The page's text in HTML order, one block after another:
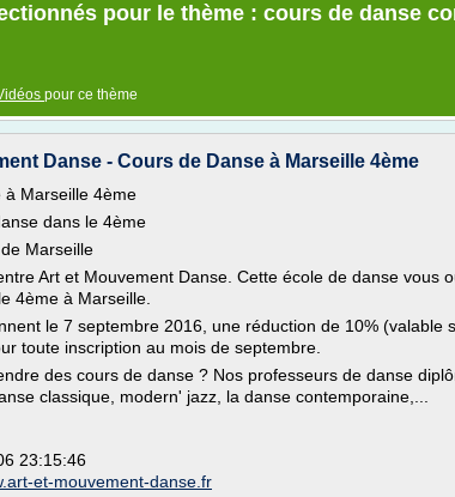
pour le thème : cours de danse
pour ce thème
Danse - Cours de Danse à Marseille 4ème
à Marseille 4ème
dans le 4ème
Marseille
Art et Mouvement Danse. Cette école de danse vous
4ème à Marseille.
le 7 septembre 2016, une réduction de 10% (valable
toute inscription au mois de septembre.
des cours de danse ? Nos professeurs de danse
classique, modern' jazz, la danse contemporaine,...
23:15:46
et-mouvement-danse.fr